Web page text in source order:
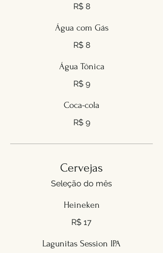
R$ 8
Água com Gás
R$ 8
Água Tônica
R$ 9
Coca-cola
R$ 9
Cervejas
Seleção do mês
Heineken
R$ 17
Lagunitas Session IPA